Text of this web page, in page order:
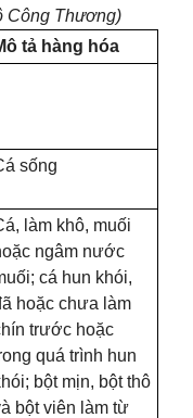
Công Thương)
tả hàng hóa
sống
làm khô, muối
ngâm nước
ối; cá hun khói,
hoặc chưa làm
trước hoặc
quá trình hun
bột mịn, bột thô
bột viên làm từ